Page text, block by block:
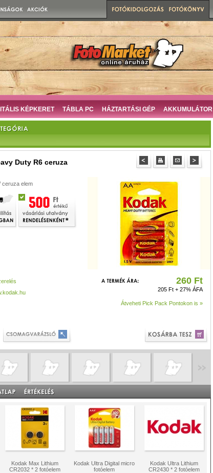
KÉPKERET TÁBLA PC HÁZTARTÁSI GÉP AKKUMULÁTOR
Duty R6 ceruza
ceruza elem
260 Ft
205 Ft + 27% ÁFA
Átveheti Pick Pack Pontokon is »
Kodak Max Lithium
CR2032 * 2 fotóelem
Kodak Ultra Digital micro
fotóelem
Kodak Ultra Lithium
CR2430 * 2 fotóelem